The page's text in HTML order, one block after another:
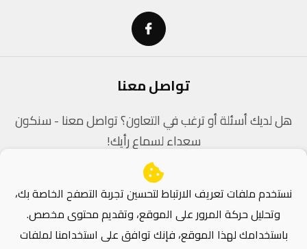
تواصل معنا
هل لديك أسئلة أو ترغب في التعاون؟ تواصل معنا - سنكون
سعداء لسماع رأيك!
contact@dz-coders.com
نستخدم ملفات تعريف الارتباط لتحسين تجربة التصفح الخاصة بك،
وتحليل حركة المرور على الموقع، وتقديم محتوى مخصص.
باستخدامك لهذا الموقع، فإنك توافق على استخدامنا لملفات